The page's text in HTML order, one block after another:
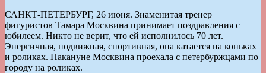
САНКТ-ПЕТЕРБУРГ, 26 июня. Знаменитая тренер
фигуристов Тамара Москвина принимает поздравления с
юбилеем. Никто не верит, что ей исполнилось 70 лет.
Энергичная, подвижная, спортивная, она катается на коньках
и роликах. Накануне Москвина проехала с петербуржцами по
городу на роликах.